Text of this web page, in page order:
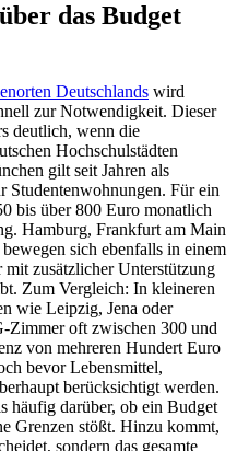
das Budget
Deutschlands wird
zur Notwendigkeit. Dieser
deutlich, wenn die
Hochschulstädten
gilt seit Jahren als
Studentenwohnungen. Für ein
bis über 800 Euro monatlich
Hamburg, Frankfurt am Main
sich ebenfalls in einem
zusätzlicher Unterstützung
Zum Vergleich: In kleineren
wie Leipzig, Jena oder
Zimmer oft zwischen 300 und
von mehreren Hundert Euro
bevor Lebensmittel,
berücksichtigt werden.
häufig darüber, ob ein Budget
Grenzen stößt. Hinzu kommt,
sondern das gesamte